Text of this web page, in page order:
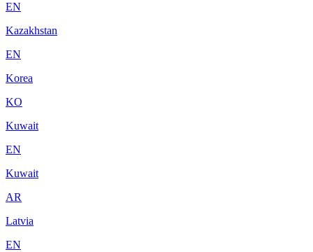
EN
Kazakhstan
EN
Korea
KO
Kuwait
EN
Kuwait
AR
Latvia
EN